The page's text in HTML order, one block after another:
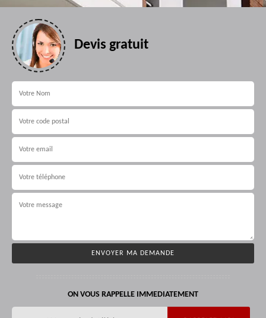
Devis gratuit
ON VOUS RAPPELLE IMMEDIATEMENT